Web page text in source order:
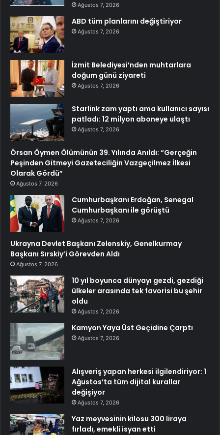
Ağustos 7, 2026
ABD tüm planlarını değiştiriyor
Ağustos 7, 2026
İzmit Belediyesi’nden muhtarlara
doğum günü ziyareti
Ağustos 7, 2026
Starlink zam yaptı ama kullanıcı sayısı
patladı: 12 milyon aboneye ulaştı
Ağustos 7, 2026
Örsan Öymen Ölümünün 39. Yılında Anıldı: “Gerçeğin
Peşinden Gitmeyi Gazeteciliğin Vazgeçilmez İlkesi
Olarak Gördü”
Ağustos 7, 2026
Cumhurbaşkanı Erdoğan, Senegal
Cumhurbaşkanı ile görüştü
Ağustos 7, 2026
Ukrayna Devlet Başkanı Zelenskiy, Genelkurmay
Başkanı Sırskiy’i Görevden Aldı
Ağustos 7, 2026
10 yıl boyunca dünyayı gezdi, gezdiği
ülkeler arasında tek favorisi bu şehir
oldu
Ağustos 7, 2026
Kamyon Yaya Üst Geçidine Çarptı
Ağustos 7, 2026
Alışveriş yapan herkesi ilgilendiriyor: 1
Ağustos’ta tüm dijital kurallar
değişiyor
Ağustos 7, 2026
Yaz meyvesinin kilosu 300 liraya
fırladı, emekli isyan etti